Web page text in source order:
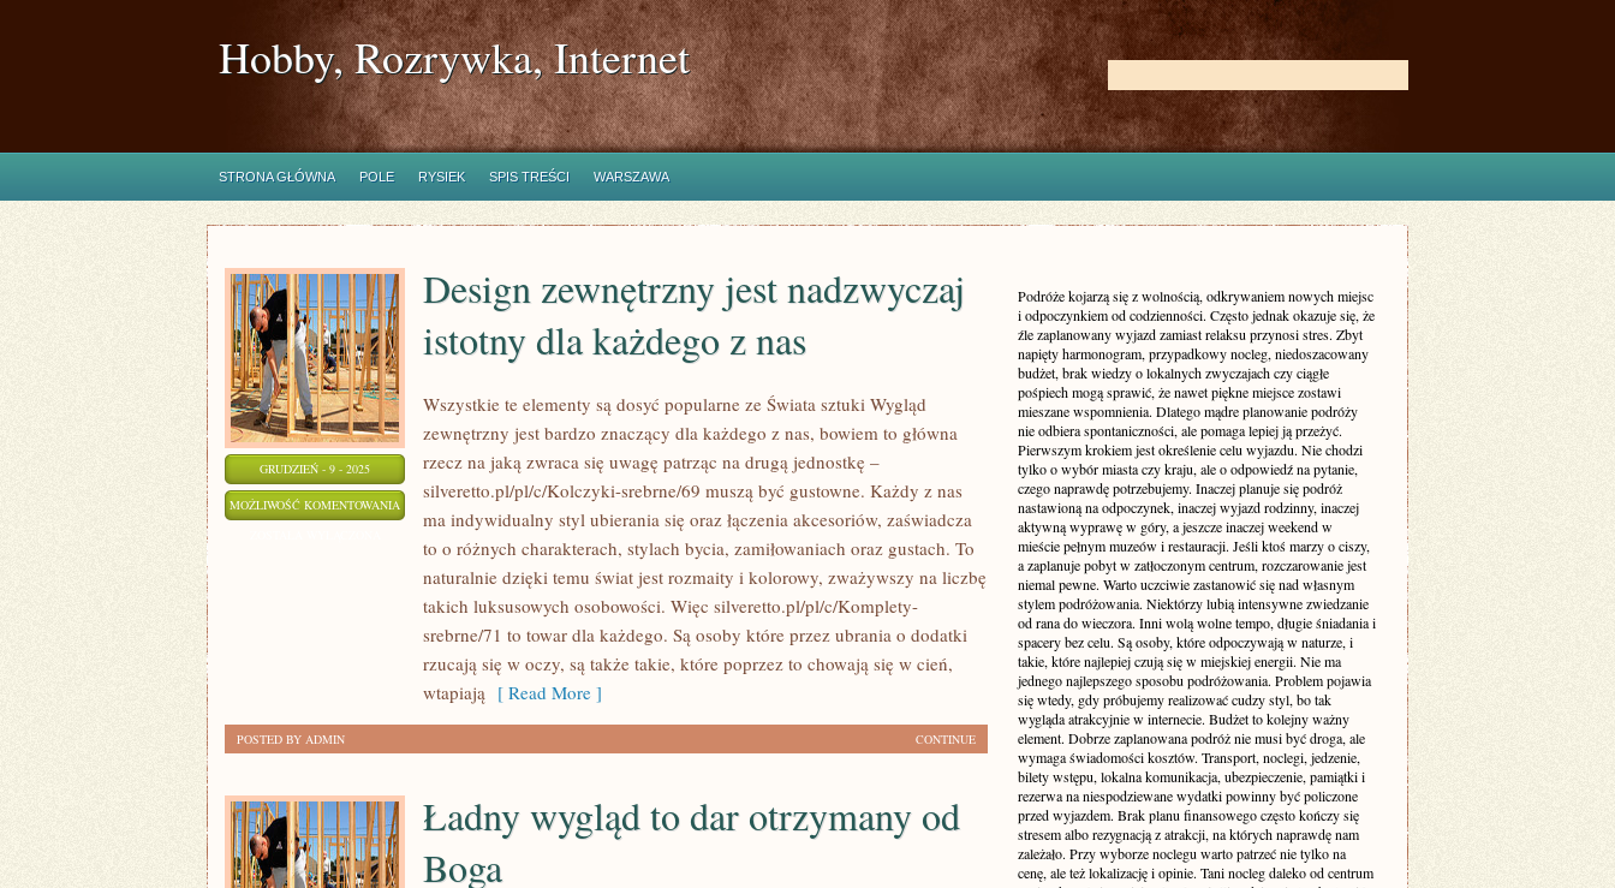
Hobby, Rozrywka, Internet
STRONA GŁÓWNA POLE RYSIEK SPIS TREŚCI WARSZAWA
GRUDZIEŃ - 9 - 2025
MOŻLIWOŚĆ KOMENTOWANIA
ZEWNĘTRZNY
Design zewnętrzny jest nadzwyczaj
istotny dla każdego z nas
Wszystkie te elementy są dosyć popularne ze Świata sztuki Wygląd
zewnętrzny jest bardzo znaczący dla każdego z nas, bowiem to główna
rzecz na jaką zwraca się uwagę patrząc na drugą jednostkę –
silveretto.pl/pl/c/Kolczyki-srebrne/69 muszą być gustowne. Każdy z nas
ma indywidualny styl ubierania się oraz łączenia akcesoriów, zaświadcza
to o różnych charakterach, stylach bycia, zamiłowaniach oraz gustach. To
naturalnie dzięki temu świat jest rozmaity i kolorowy, zważywszy na liczbę
takich luksusowych osobowości. Więc silveretto.pl/pl/c/Komplety-
srebrne/71 to towar dla każdego. Są osoby które przez ubrania o dodatki
rzucają się w oczy, są także takie, które poprzez to chowają się w cień,
wtapiają [ Read More ]
CONTINUE
POSTED BY ADMIN
Ładny wygląd to dar otrzymany od
Boga
Podróże kojarzą się z wolnością, odkrywaniem nowych miejsc
i odpoczynkiem od codzienności. Często jednak okazuje się, że
źle zaplanowany wyjazd zamiast relaksu przynosi stres. Zbyt
napięty harmonogram, przypadkowy nocleg, niedoszacowany
budżet, brak wiedzy o lokalnych zwyczajach czy ciągłe
pośpiech mogą sprawić, że nawet piękne miejsce zostawi
mieszane wspomnienia. Dlatego mądre planowanie podróży
nie odbiera spontaniczności, ale pomaga lepiej ją przeżyć.
Pierwszym krokiem jest określenie celu wyjazdu. Nie chodzi
tylko o wybór miasta czy kraju, ale o odpowiedź na pytanie,
czego naprawdę potrzebujemy. Inaczej planuje się podróż
nastawioną na odpoczynek, inaczej wyjazd rodzinny, inaczej
aktywną wyprawę w góry, a jeszcze inaczej weekend w
mieście pełnym muzeów i restauracji. Jeśli ktoś marzy o ciszy,
a zaplanuje pobyt w zatłoczonym centrum, rozczarowanie jest
niemal pewne. Warto uczciwie zastanowić się nad własnym
stylem podróżowania. Niektórzy lubią intensywne zwiedzanie
od rana do wieczora. Inni wolą wolne tempo, długie śniadania i
spacery bez celu. Są osoby, które odpoczywają w naturze, i
takie, które najlepiej czują się w miejskiej energii. Nie ma
jednego najlepszego sposobu podróżowania. Problem pojawia
się wtedy, gdy próbujemy realizować cudzy styl, bo tak
wygląda atrakcyjnie w internecie. Budżet to kolejny ważny
element. Dobrze zaplanowana podróż nie musi być droga, ale
wymaga świadomości kosztów. Transport, noclegi, jedzenie,
bilety wstępu, lokalna komunikacja, ubezpieczenie, pamiątki i
rezerwa na niespodziewane wydatki powinny być policzone
przed wyjazdem. Brak planu finansowego często kończy się
stresem albo rezygnacją z atrakcji, na których naprawdę nam
zależało. Przy wyborze noclegu warto patrzeć nie tylko na
cenę, ale też lokalizację i opinie. Tani nocleg daleko od centrum